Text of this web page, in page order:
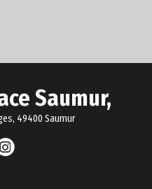
Saumur,
49400 Saumur